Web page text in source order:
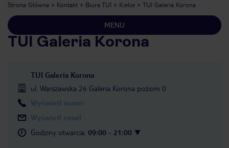
Strona Główna Kontakt Biura TUI Kielce TUI Galeria Korona
MENU
TUI Galeria Korona
TUI Galeria Korona
ul. Warszawska 26 Galeria Korona poziom 0
Wyświetl numer
Wyświetl email
Godziny otwarcia: 09:00 - 21:00